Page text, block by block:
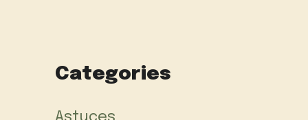
Categories